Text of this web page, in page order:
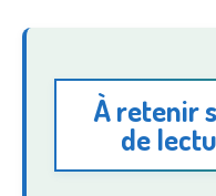
À retenir
de